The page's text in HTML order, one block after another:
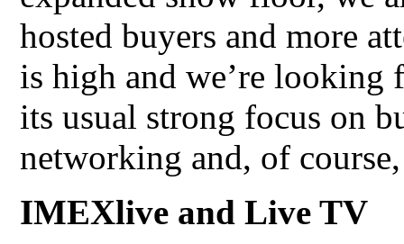
hosted buyers and more
is high and we’re looking
its usual strong focus on
networking and, of
IMEXlive and Live TV